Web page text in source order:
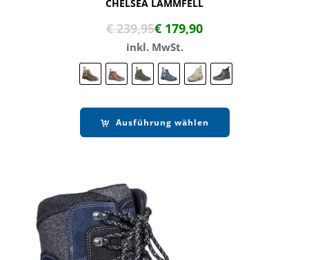
CHELSEA LAMMFELL
€239,95€ 179,90
inkl. MwSt.
Ausführung wählen